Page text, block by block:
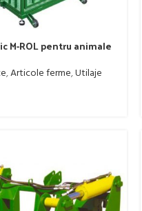
M-ROL pentru animale
,Articole ferme,Utilaje